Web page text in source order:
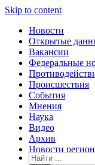
Skip to content
Новости
Открытые
Вакансии
Федеральные
Происшествия
События
Мнения
Наука
Видео
Архив
Новости